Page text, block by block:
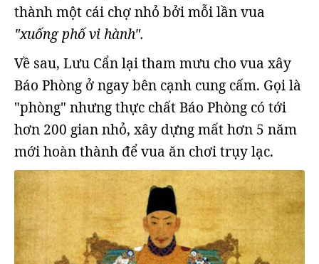
thành một cái chợ nhỏ bởi mỗi lần vua
"xuống phố vi hành".
Về sau, Lưu Cẩn lại tham mưu cho vua xây
Báo Phòng ở ngay bên cạnh cung cấm. Gọi là
"phòng" nhưng thực chất Báo Phòng có tới
hơn 200 gian nhỏ, xây dựng mất hơn 5 năm
mới hoàn thành để vua ăn chơi trụy lạc.